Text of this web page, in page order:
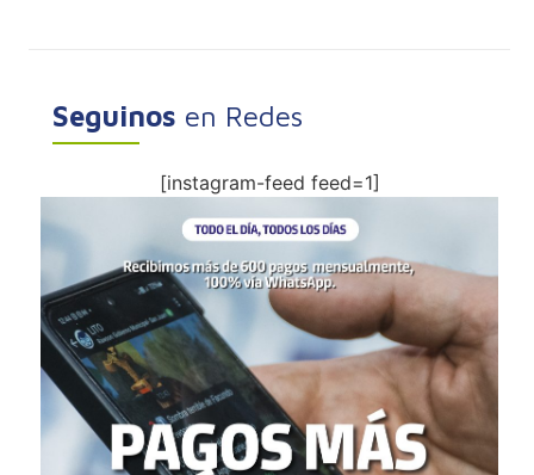
Seguinos en Redes
[instagram-feed feed=1]